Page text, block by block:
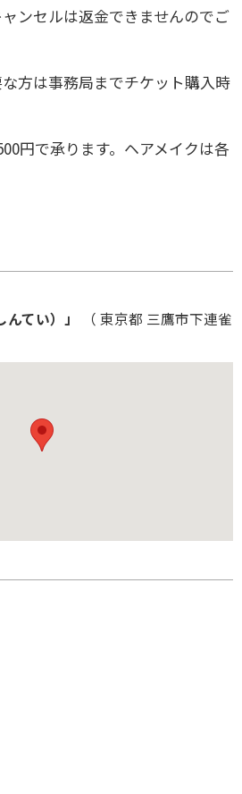
ンセルは返金できませんのでご
方は事務局までチケット購入時
円で承ります。ヘアメイクは各
てい）」
（ 東京都 三鷹市下連雀